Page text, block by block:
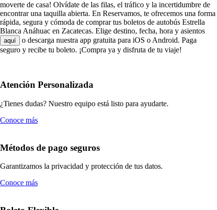
moverte de casa! Olvídate de las filas, el tráfico y la incertidumbre de
encontrar una taquilla abierta. En Reservamos, te ofrecemos una forma
rápida, segura y cómoda de comprar tus boletos de autobús Estrella
Blanca Anáhuac en Zacatecas. Elige destino, fecha, hora y asientos
aquí
o descarga nuestra app gratuita para iOS o Android. Paga
seguro y recibe tu boleto. ¡Compra ya y disfruta de tu viaje!
Atención Personalizada
¿Tienes dudas? Nuestro equipo está listo para ayudarte.
Conoce más
Métodos de pago seguros
Garantizamos la privacidad y protección de tus datos.
Conoce más